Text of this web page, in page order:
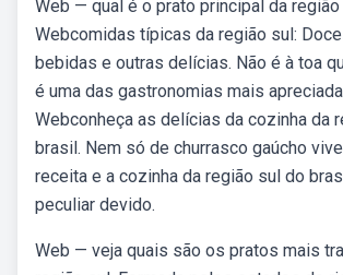
Web — qual é o prato principal da região
Webcomidas típicas da região sul:
bebidas e outras delícias. Não é à toa
é uma das gastronomias mais
Webconheça as delícias da cozinha da
brasil. Nem só de churrasco gaúcho
receita e a cozinha da região sul do
peculiar devido.
Web — veja quais são os pratos mais